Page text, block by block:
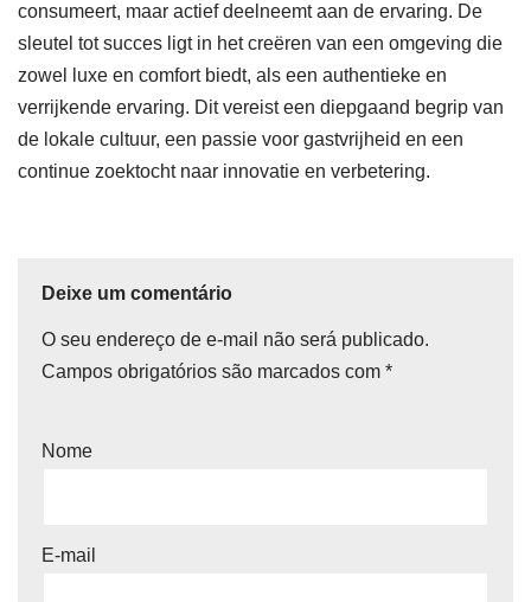
consumeert, maar actief deelneemt aan de ervaring. De
sleutel tot succes ligt in het creëren van een omgeving die
zowel luxe en comfort biedt, als een authentieke en
verrijkende ervaring. Dit vereist een diepgaand begrip van
de lokale cultuur, een passie voor gastvrijheid en een
continue zoektocht naar innovatie en verbetering.
Deixe um comentário
O seu endereço de e-mail não será publicado.
Campos obrigatórios são marcados com *
Nome
E-mail